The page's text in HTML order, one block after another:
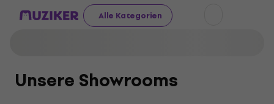
Alle Kategorien
Unsere Showrooms